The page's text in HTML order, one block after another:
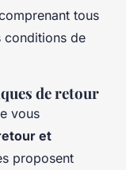
tous
conditions de
de retour
vous
et
proposent